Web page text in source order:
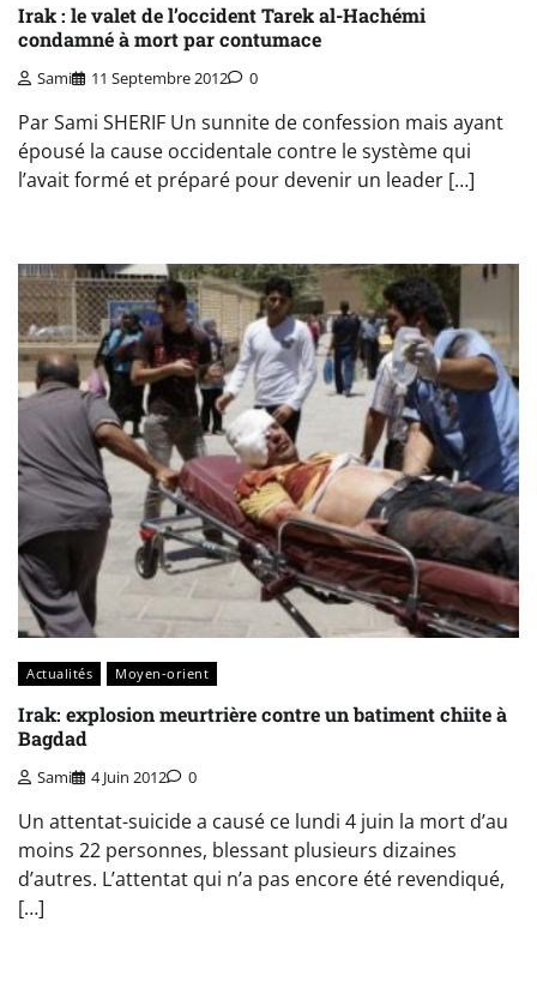
Irak : le valet de l’occident Tarek al-Hachémi
condamné à mort par contumace
Sami 11 Septembre 2012 0
Par Sami SHERIF Un sunnite de confession mais ayant
épousé la cause occidentale contre le système qui
l’avait formé et préparé pour devenir un leader […]
Actualités Moyen-orient
Irak: explosion meurtrière contre un batiment chiite à
Bagdad
Sami 4 Juin 2012 0
Un attentat-suicide a causé ce lundi 4 juin la mort d’au
moins 22 personnes, blessant plusieurs dizaines
d’autres. L’attentat qui n’a pas encore été revendiqué,
[…]